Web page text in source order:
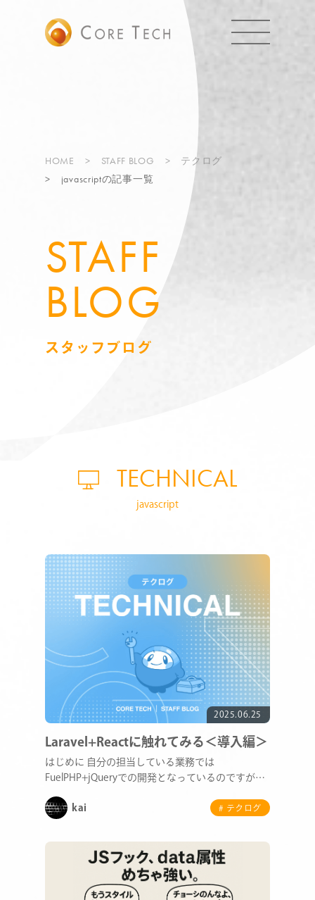
HOME STAFF BLOG
テクログ
javascriptの記事一覧
STAFF
BLOG
スタッフブログ
TECHNICAL
javascript
2025.06.25
Laravel+Reactに触れてみる＜導入編＞
はじめに 自分の担当している業務では
FuelPHP+jQueryでの開発となっているのですが、
kai
# テクログ